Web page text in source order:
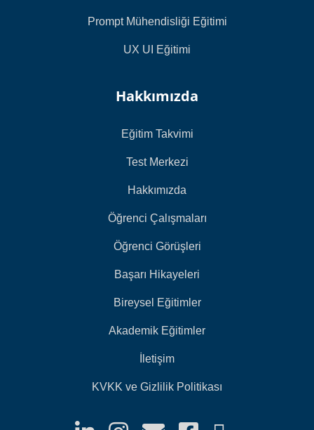
Prompt Mühendisliği Eğitimi
UX UI Eğitimi
Hakkımızda
Eğitim Takvimi
Test Merkezi
Hakkımızda
Öğrenci Çalışmaları
Öğrenci Görüşleri
Başarı Hikayeleri
Bireysel Eğitimler
Akademik Eğitimler
İletişim
KVKK ve Gizlilik Politikası